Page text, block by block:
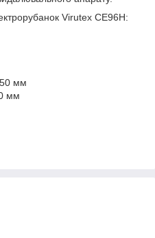
Virutex CE96H:
мм
мм